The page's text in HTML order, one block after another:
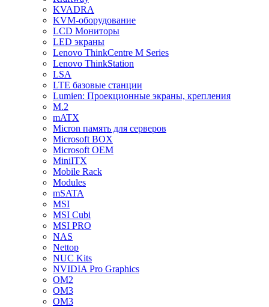
KVADRA
KVM-оборудование
LCD Мониторы
LED экраны
Lenovo ThinkCentre M Series
Lenovo ThinkStation
LSA
LTE базовые станции
Lumien: Проекционные экраны, крепления
M.2
mATX
Micron память для серверов
Microsoft BOX
Microsoft OEM
MiniITX
Mobile Rack
Modules
mSATA
MSI
MSI Cubi
MSI PRO
NAS
Nettop
NUC Kits
NVIDIA Pro Graphics
OM2
OM3
OM3